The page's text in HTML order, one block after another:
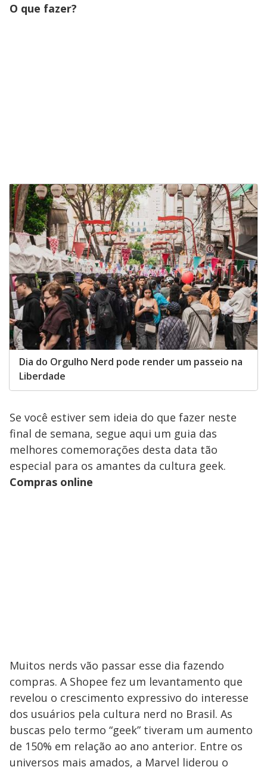
O que fazer?
Dia do Orgulho Nerd pode render um passeio na
Liberdade
Se você estiver sem ideia do que fazer neste
final de semana, segue aqui um guia das
melhores comemorações desta data tão
especial para os amantes da cultura geek.
Compras online
Muitos nerds vão passar esse dia fazendo
compras. A Shopee fez um levantamento que
revelou o crescimento expressivo do interesse
dos usuários pela cultura nerd no Brasil. As
buscas pelo termo “geek” tiveram um aumento
de 150% em relação ao ano anterior. Entre os
universos mais amados, a Marvel liderou o